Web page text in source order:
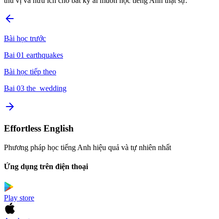
Bài học trước
Bai 01 earthquakes
Bài học tiếp theo
Bai 03 the_wedding
Effortless English
Phương pháp học tiếng Anh hiệu quả và tự nhiên nhất
Ứng dụng trên điện thoại
Play store